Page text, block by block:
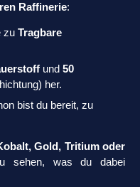
Raffinerie:
zu Tragbare
und 50
her.
bist du bereit, zu
Gold, Tritium oder
sehen, was du dabei